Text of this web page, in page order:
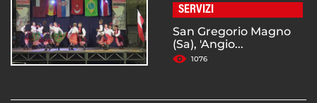
SERVIZI
San Gregorio Magno
(Sa), 'Angio...
1076